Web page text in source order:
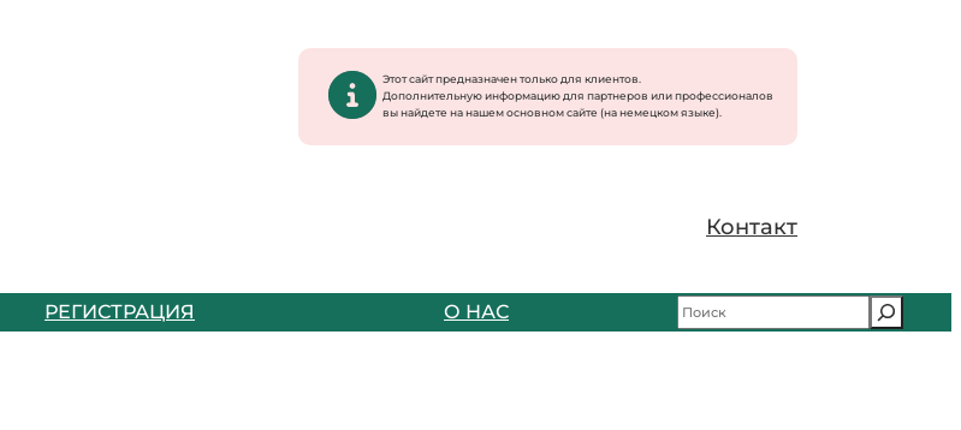
Этот сайт предназначен только для клиентов.
Дополнительную информацию для партнеров или профессионалов
вы найдете на нашем основном сайте (на немецком языке).
Контакт
РЕГИСТРАЦИЯ О НАС
S
u